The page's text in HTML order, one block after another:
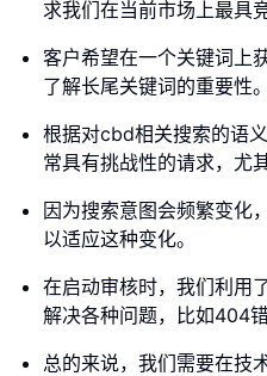
求我们在当前市场上最具
客户希望在一个关键词上
了解长尾关键词的重要性。
根据对cbd相关搜索的语
常具有挑战性的请求，尤
因为搜索意图会频繁变化
以适应这种变化。
在启动审核时，我们利用
解决各种问题，比如404
总的来说，我们需要在技